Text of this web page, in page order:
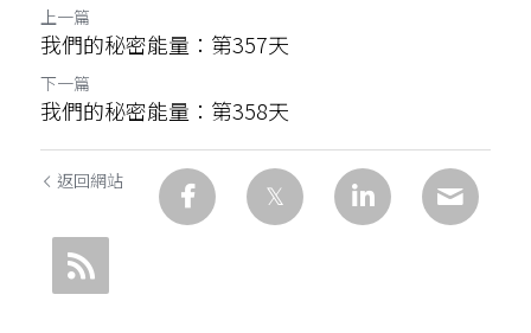
上一篇
我們的秘密能量：第357天
下一篇
我們的秘密能量：第358天
返回網站